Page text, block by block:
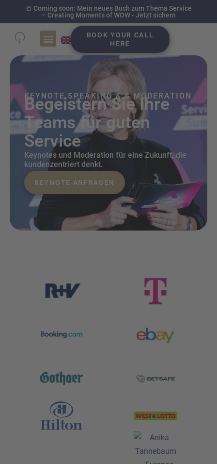
📒 Coming soon: Mein neues Buch zum Thema Service
– Creating Moments of WOW - Jetzt sichern
BOOK YOUR CALL
HERE
KEYNOTE SPEAKING & & MODERATION
Begeistern Sie Ihre
Teams für guten
Service
Keynotes und Moderation für eine Zukunft, die
kundenzentriert denkt.
KEYNOTE ANFRAGEN